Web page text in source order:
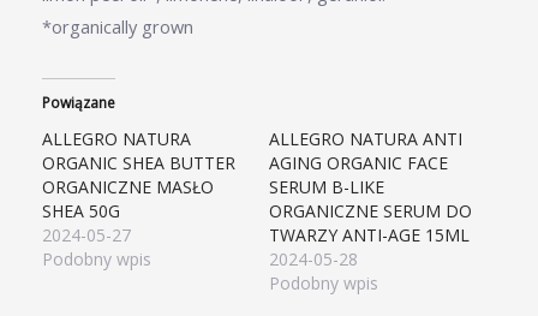
*organically grown
Powiązane
ALLEGRO NATURA
ORGANIC SHEA BUTTER
ORGANICZNE MASŁO
SHEA 50G
2024-05-27
Podobny wpis
ALLEGRO NATURA ANTI
AGING ORGANIC FACE
SERUM B-LIKE
ORGANICZNE SERUM DO
TWARZY ANTI-AGE 15ML
2024-05-28
Podobny wpis